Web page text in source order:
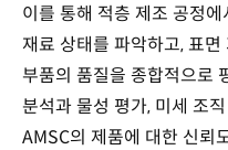
이를 통해 적층 제조 공정
재료 상태를 파악하고, 표
부품의 품질을 종합적으로
분석과 물성 평가, 미세 조
AMSC의 제품에 대한 신뢰